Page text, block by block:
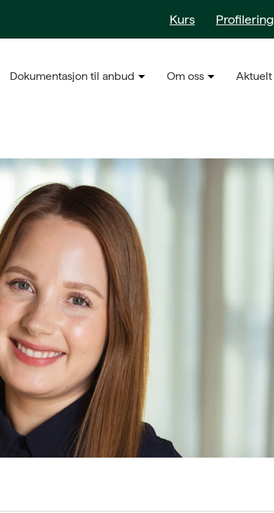
Kurs Profilering
Dokumentasjon til anbud Om oss Aktuelt